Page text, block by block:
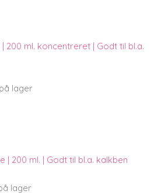
200 ml. koncentreret | Godt til bl.a.
lager
| 200 ml. | Godt til bl.a. kalkben
lager